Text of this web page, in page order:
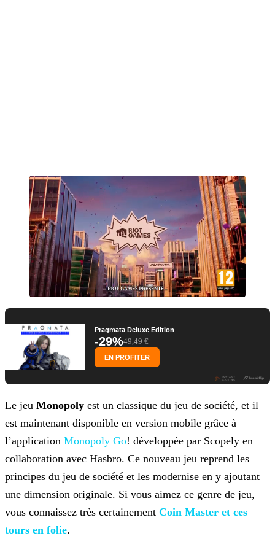
Pragmata Deluxe Edition
-29%49,49 €
EN PROFITER
Le jeu Monopoly est un classique du jeu de société, et il
est maintenant disponible en version mobile grâce à
l’application Monopoly Go! développée par Scopely en
collaboration avec Hasbro. Ce nouveau jeu reprend les
principes du jeu de société et les modernise en y ajoutant
une dimension originale. Si vous aimez ce genre de jeu,
vous connaissez très certainement Coin Master et ces
tours en folie.